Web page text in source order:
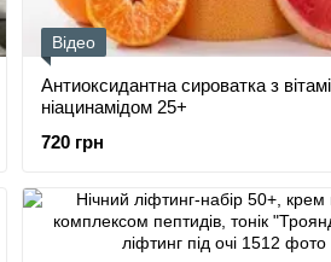
Відео
Антиоксидантна сироватка з
ніацинамідом 25+
720 грн